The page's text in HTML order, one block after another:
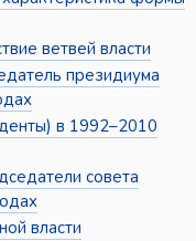
ветвей власти
президиума
в 1992–2010
совета
власти